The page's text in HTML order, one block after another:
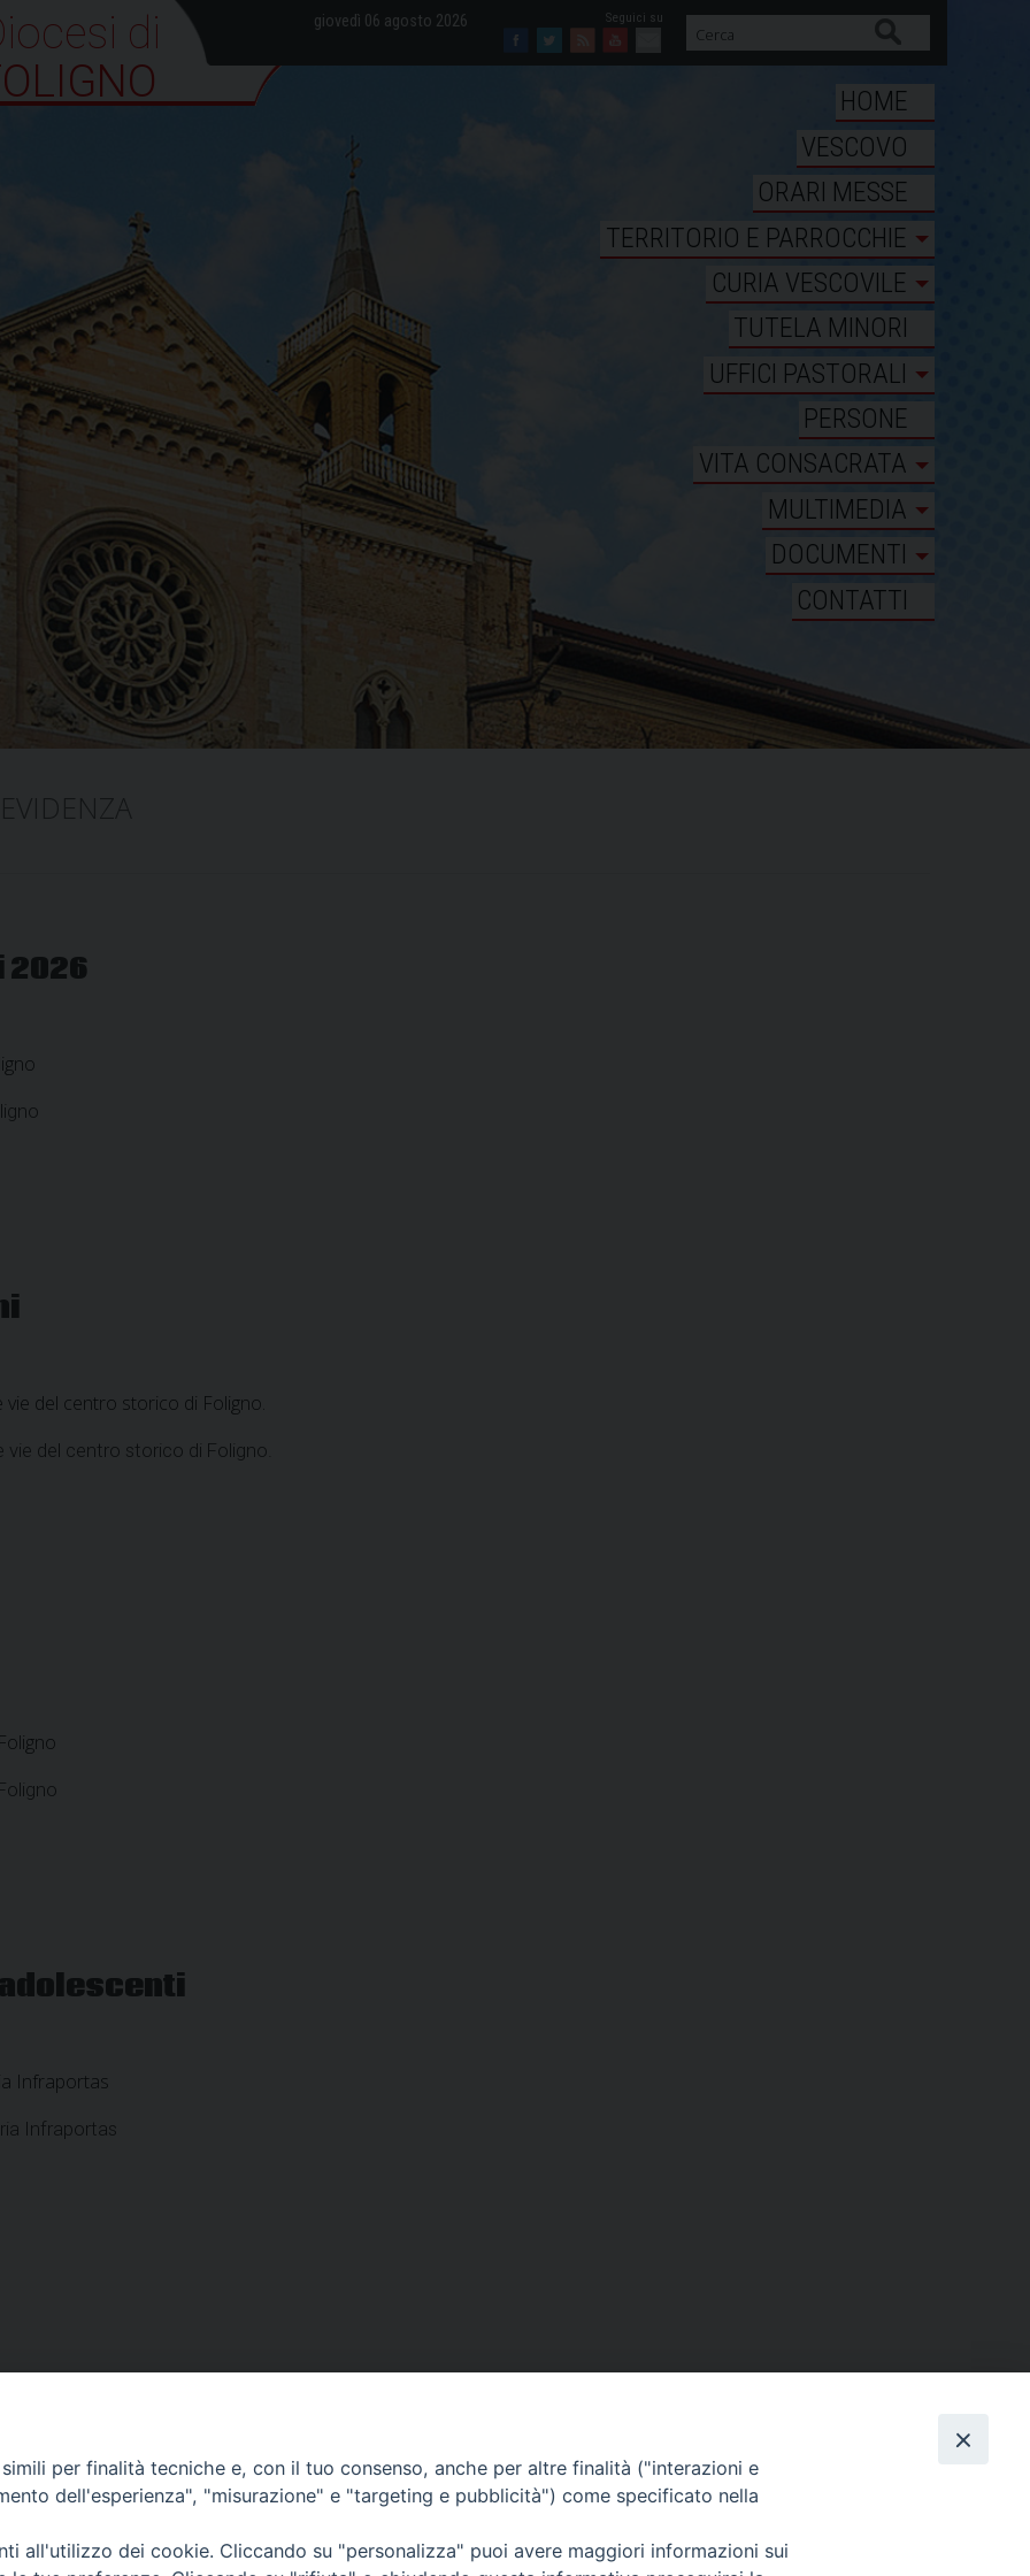
giovedì 06 agosto 2026
Facebook
Twitter
FeedYoutube
Mail
di Foligno
HOME
VESCOVO
ORARI MESSE
TERRITORIO E PARROCCHIE
CURIA VESCOVILE
TUTELA MINORI
UFFICI PASTORALI
PERSONE
VITA CONSACRATA
MULTIMEDIA
DOCUMENTI
CONTATTI
del centro storico di Foligno.
del centro storico di Foligno.
Infraportas
Infraportas
TUTELA MINORI UFFICI PASTORALI PERSONE VITA CONSACRATA
© 2018 Diocesi di Foligno /Curia . Piazza Mons. Faloci 3 - 06034 FOLIGNO [PG]
per finalità tecniche e, con il tuo consenso, anche per altre finalità ("interazioni e
dell'esperienza", "misurazione" e "targeting e pubblicità") come specificato nella
all'utilizzo dei cookie. Cliccando su "personalizza" puoi avere maggiori informazioni sui